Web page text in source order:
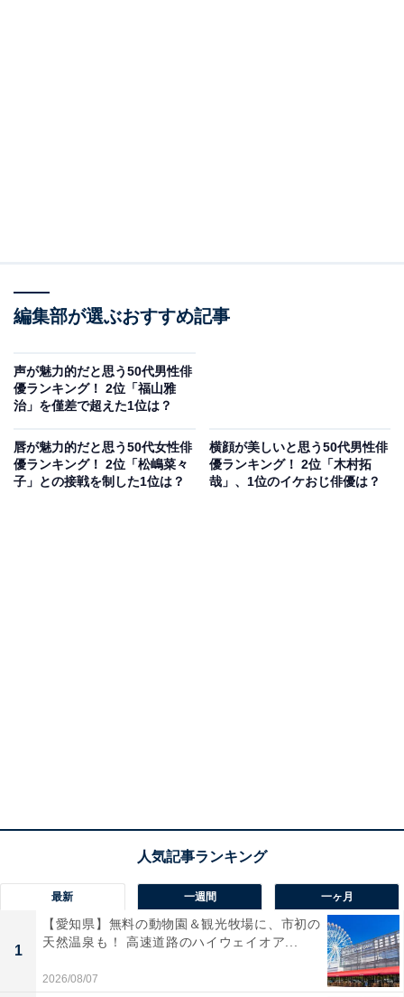
編集部が選ぶおすすめ記事
声が魅力的だと思う50代男性俳
優ランキング！ 2位「福山雅
治」を僅差で超えた1位は？
唇が魅力的だと思う50代女性俳
優ランキング！ 2位「松嶋菜々
子」との接戦を制した1位は？
横顔が美しいと思う50代男性俳
優ランキング！ 2位「木村拓
哉」、1位のイケおじ俳優は？
最新 一週間 一ヶ月
1
【愛知県】無料の動物園＆観光牧場に、市初の
天然温泉も！ 高速道路のハイウェイオア...
2026/08/07